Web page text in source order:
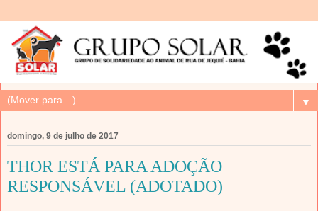
▼
domingo, 9 de julho de 2017
THOR ESTÁ PARA ADOÇÃO
RESPONSÁVEL (ADOTADO)